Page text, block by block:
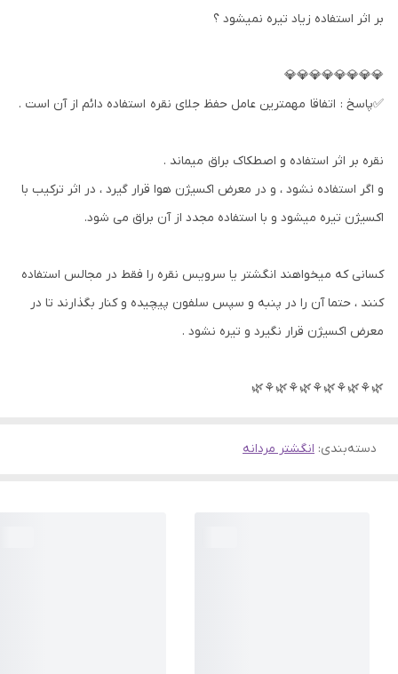
بر اثر استفاده زیاد تیره نمیشود ؟
💎💎💎💎💎💎💎💎
✅پاسخ : اتفاقا مهمترین عامل حفظ جلای نقره استفاده دائم از آن است .
نقره بر اثر استفاده و اصطکاک براق میماند .
و اگر استفاده نشود ، و در معرض اکسیژن هوا قرار گیرد ، در اثر ترکیب با
اکسیژن تیره میشود و با استفاده مجدد از آن براق می شود.
کسانی که میخواهند انگشتر یا سرویس نقره را فقط در مجالس استفاده
کنند ، حتما آن را در پنبه و سپس سلفون پیچیده و کنار بگذارند تا در
معرض اکسیژن قرار نگیرد و تیره نشود .
🌿⚘🌿⚘🌿⚘🌿⚘🌿⚘🌿
دسته‌بندی: انگشتر مردانه